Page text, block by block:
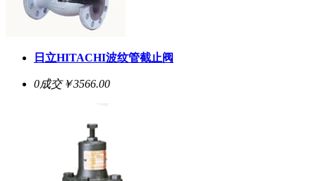
日立HITACHI波纹管截止阀
0成交￥3566.00